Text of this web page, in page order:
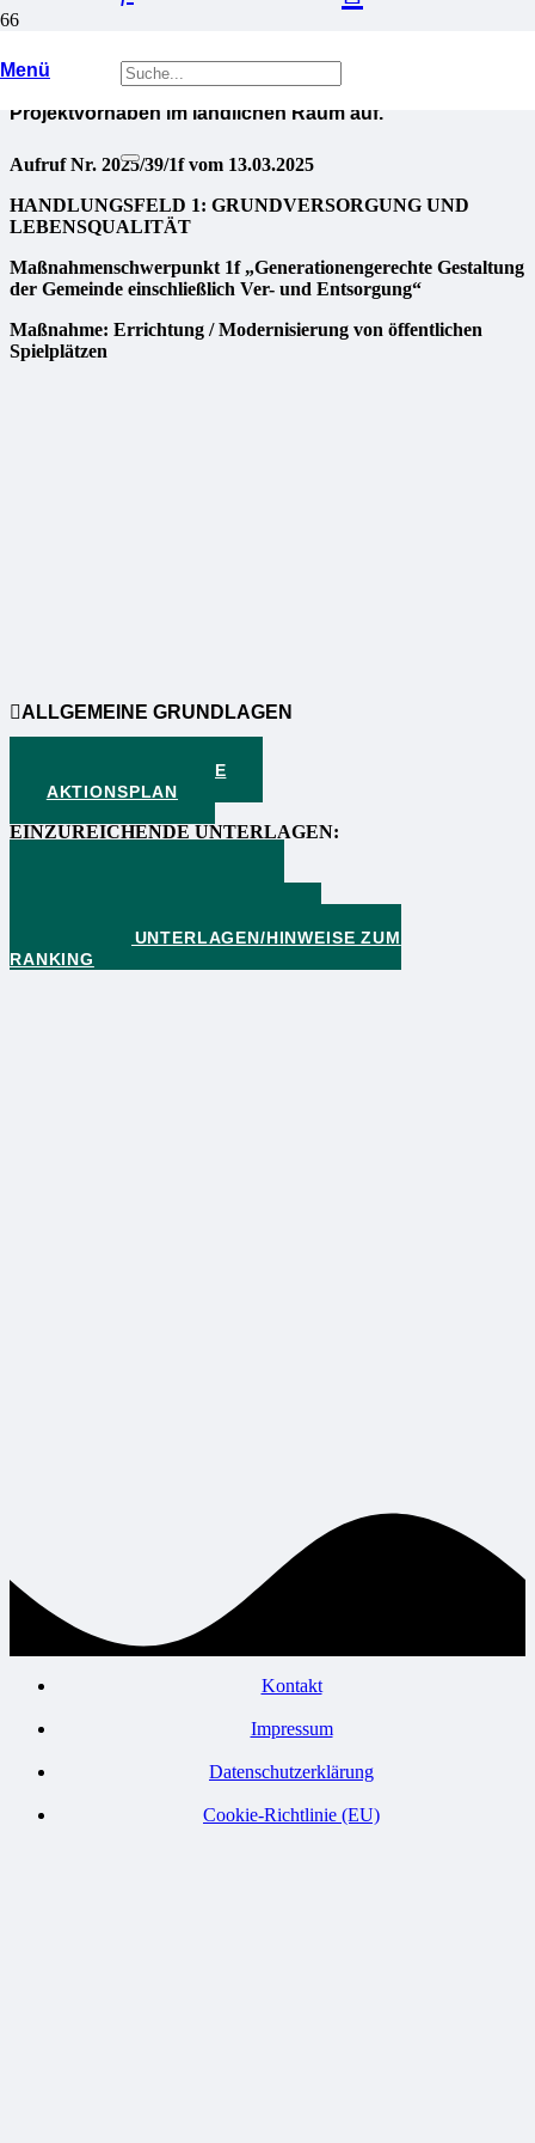
Menü
Der Verein zur Entwicklung der Erzgebirgsregion Flöha-
und Zschopautal e.V. ruft zur Einreichung von
Projektvorhaben im ländlichen Raum auf.
Aufruf Nr. 2025/39/1f vom 13.03.2025
HANDLUNGSFELD 1: GRUNDVERSORGUNG UND
LEBENSQUALITÄT
Maßnahmenschwerpunkt 1f „Generationengerechte Gestaltung
der Gemeinde einschließlich Ver- und Entsorgung“
Maßnahme: Errichtung / Modernisierung von öffentlichen
Spielplätzen
ALLGEMEINE GRUNDLAGEN
VERFAHRENSWEISE
AKTIONSPLAN
EINZUREICHENDE UNTERLAGEN:
WEITERE UNTERLAGEN/HINWEISE ZUM
RANKING
Kontakt
Impressum
Datenschutzerklärung
Cookie-Richtlinie (EU)